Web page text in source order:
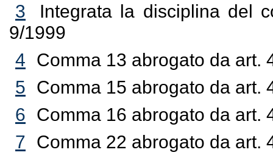
3
Integrata la disciplina del
9/1999
4 Comma 13 abrogato da art.
5 Comma 15 abrogato da art.
6 Comma 16 abrogato da art.
7 Comma 22 abrogato da art.